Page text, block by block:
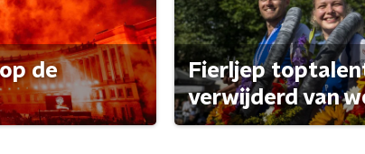
de
Fierljep
verwijderd van